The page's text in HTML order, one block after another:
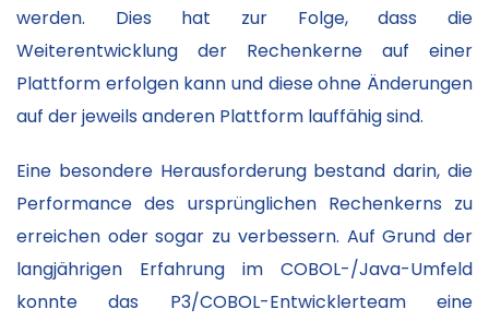
werden. Dies hat zur Folge, dass die
Weiterentwicklung der Rechenkerne auf einer
Plattform erfolgen kann und diese ohne Änderungen
auf der jeweils anderen Plattform lauffähig sind.
Eine besondere Herausforderung bestand darin, die
Performance des ursprünglichen Rechenkerns zu
erreichen oder sogar zu verbessern. Auf Grund der
langjährigen Erfahrung im COBOL-/Java-Umfeld
konnte das P3/COBOL-Entwicklerteam eine